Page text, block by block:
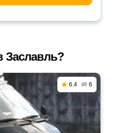
Заславль?
6.4 6